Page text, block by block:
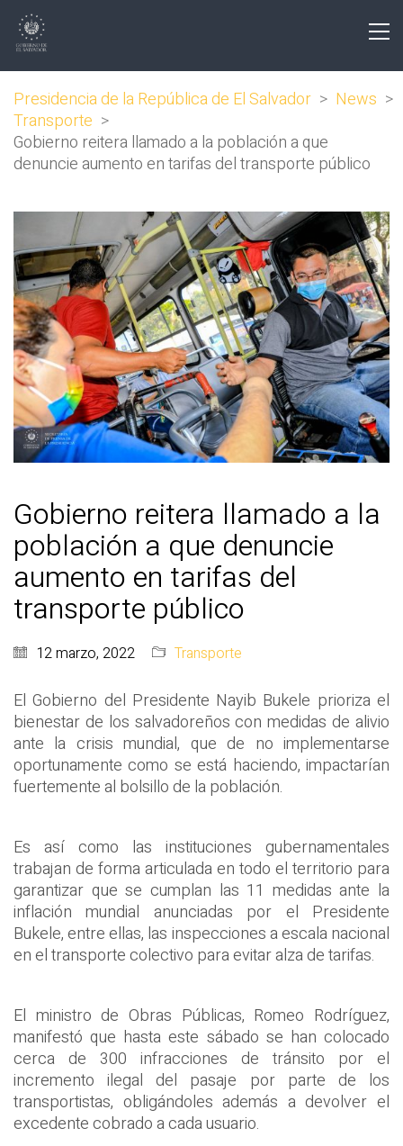
Presidencia de la República de El Salvador > News >
Transporte >
Gobierno reitera llamado a la población a que
denuncie aumento en tarifas del transporte público
Gobierno reitera llamado a la
población a que denuncie
aumento en tarifas del
transporte público
12 marzo, 2022 Transporte
El Gobierno del Presidente Nayib Bukele prioriza el
bienestar de los salvadoreños con medidas de alivio
ante la crisis mundial, que de no implementarse
oportunamente como se está haciendo, impactarían
fuertemente al bolsillo de la población.
Es así como las instituciones gubernamentales
trabajan de forma articulada en todo el territorio para
garantizar que se cumplan las 11 medidas ante la
inflación mundial anunciadas por el Presidente
Bukele, entre ellas, las inspecciones a escala nacional
en el transporte colectivo para evitar alza de tarifas.
El ministro de Obras Públicas, Romeo Rodríguez,
manifestó que hasta este sábado se han colocado
cerca de 300 infracciones de tránsito por el
incremento ilegal del pasaje por parte de los
transportistas, obligándoles además a devolver el
excedente cobrado a cada usuario.